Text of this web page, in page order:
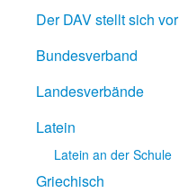
Der DAV stellt sich vor
Bundesverband
Landesverbände
Latein
Latein an der Schule
Griechisch